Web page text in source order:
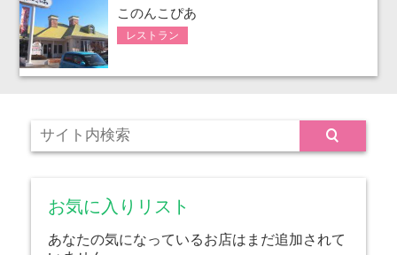
このんこぴあ
レストラン
お気に入りリスト
あなたの気になっているお店はまだ追加されて